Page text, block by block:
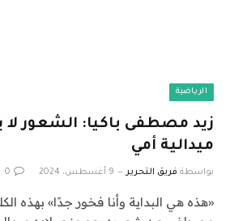
الرياضية
زيد مصطفى باكيا: الشعور
ميدالية أمي
بواسطة فريق التحرير 9 أغسطس، 2024 0
«هذه هي البداية وأنا فخور جدًا» بهذه